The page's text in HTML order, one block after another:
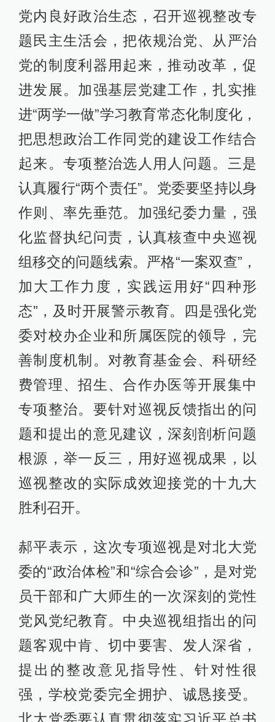
党内良好政治生态，召开巡视整改专
题民主生活会，把依规治党、从严治
党的制度利器用起来，推动改革，促
进发展。加强基层党建工作，扎实推
进“两学一做”学习教育常态化制度化，
把思想政治工作同党的建设工作结合
起来。专项整治选人用人问题。三是
认真履行“两个责任”。党委要坚持以身
作则、率先垂范。加强纪委力量，强
化监督执纪问责，认真核查中央巡视
组移交的问题线索。严格“一案双查”，
加大工作力度，实践运用好“四种形
态”，及时开展警示教育。四是强化党
委对校办企业和所属医院的领导，完
善制度机制。对教育基金会、科研经
费管理、招生、合作办医等开展集中
专项整治。要针对巡视反馈指出的问
题和提出的意见建议，深刻剖析问题
根源，举一反三，用好巡视成果，以
巡视整改的实际成效迎接党的十九大
胜利召开。
郝平表示，这次专项巡视是对北大党
委的“政治体检”和“综合会诊”，是对党
员干部和广大师生的一次深刻的党性
党风党纪教育。中央巡视组指出的问
题客观中肯、切中要害、发人深省，
提出的整改意见指导性、针对性很
强，学校党委完全拥护、诚恳接受。
北大党委要认真贯彻落实习近平总书